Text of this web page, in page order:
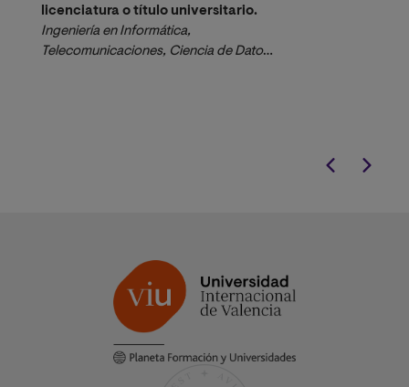
licenciatura o título universitario.
Ingeniería en Informática,
Telecomunicaciones, Ciencia de Datos,